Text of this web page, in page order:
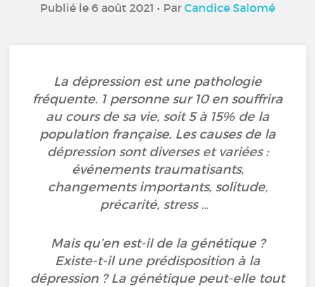
Publié le 6 août 2021 • Par Candice Salomé
La dépression est une pathologie
fréquente. 1 personne sur 10 en souffrira
au cours de sa vie, soit 5 à 15% de la
population française. Les causes de la
dépression sont diverses et variées :
événements traumatisants,
changements importants, solitude,
précarité, stress …
Mais qu’en est-il de la génétique ?
Existe-t-il une prédisposition à la
dépression ? La génétique peut-elle tout